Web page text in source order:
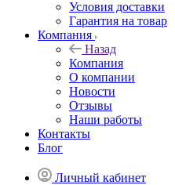
Условия доставки
Гарантия на товар
Компания
Назад
Компания
О компании
Новости
Отзывы
Наши работы
Контакты
Блог
Личный кабинет